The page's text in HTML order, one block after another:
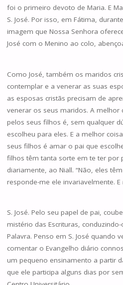
foi o primeiro devoto de Maria. E
S. José. Por isso, em Fátima,
imagem que Nossa Senhora
José com o Menino ao colo,
Como José, também os maridos
contemplar e a venerar as suas
as esposas cristãs precisam de
venerar os seus maridos. A melhor
pelos seus filhos é, sem qualquer
escolheu para eles. E a melhor
seus filhos é amar o pai que
filhos têm tanta sorte em te ter por
diariamente, ao Niall. “Não, eles
responde-me ele invariavelmente.
S. José. Pelo seu papel de pai,
mistério das Escrituras,
Palavra. Penso em S. José quando
comentar o Evangelho diário
um pequeno ensinamento a partir
que ele participa alguns dias por